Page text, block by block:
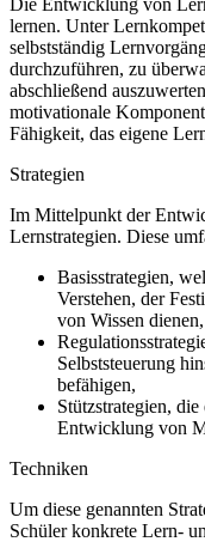
Die Entwicklung von
lernen. Unter
selbstständig
durchzuführen, zu
abschließend
motivationale
Fähigkeit, das eigene
Strategien
Im Mittelpunkt der
Lernstrategien. Diese
Basisstrategien,
Verstehen, der
von Wissen dienen,
Selbststeuerung
befähigen,
Stützstrategien,
Entwicklung von
Techniken
Um diese genannten
Schüler konkrete Lern-